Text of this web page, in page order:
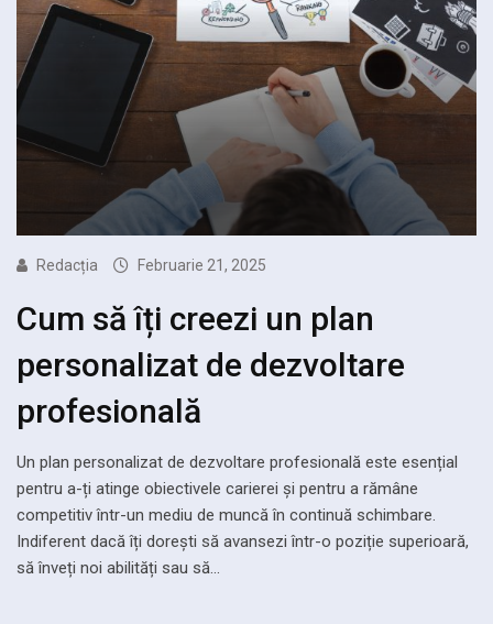
Redacția Februarie 21, 2025
Cum să îți creezi un plan
personalizat de dezvoltare
profesională
Un plan personalizat de dezvoltare profesională este esențial
pentru a-ți atinge obiectivele carierei și pentru a rămâne
competitiv într-un mediu de muncă în continuă schimbare.
Indiferent dacă îți dorești să avansezi într-o poziție superioară,
să înveți noi abilități sau să…